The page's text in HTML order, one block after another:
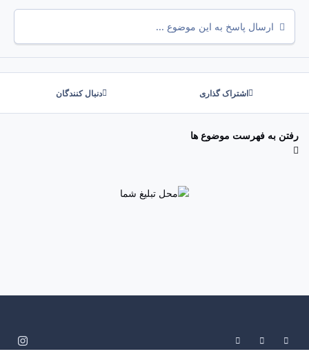
ارسال پاسخ به این موضوع ...
اشتراک گذاری دنبال کنندگان
رفتن به فهرست موضوع ها
Light Mode
Dark Mode
System Preference